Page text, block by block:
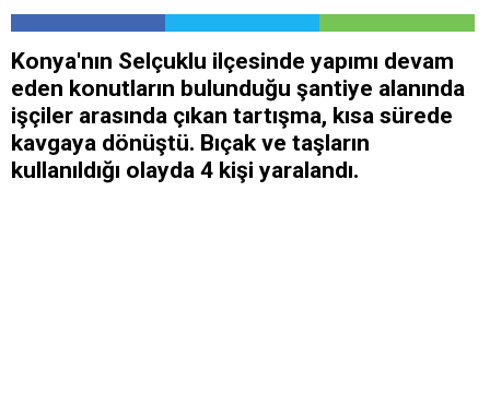
Konya'nın Selçuklu ilçesinde yapımı devam
eden konutların bulunduğu şantiye alanında
işçiler arasında çıkan tartışma, kısa sürede
kavgaya dönüştü. Bıçak ve taşların
kullanıldığı olayda 4 kişi yaralandı.